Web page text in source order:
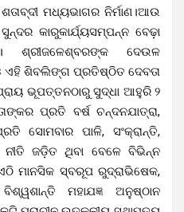
ମଧ୍ୟଭାଗର ନିର୍ମାଣ।ଆଉ
କାରୁକାର୍ଯ୍ୟସମ୍ପନ୍ନ ବେଢ଼ା
ଶ୍ରୀଜଳେଶ୍ବରଙ୍କ ଦେଉଳ
ଏହି ଶିବଲିଙ୍ଗ ପ୍ରତିଷ୍ଠିତ ଦେବତା
ଭୂପତ୍ତନଠାରୁ ସୁଦ୍ଧା ଆହୁରି ୨
ପ୍ରତି ବର୍ଷ ଚନ୍ଦନଯାତ୍ରା,
ସୋମବାର ପାଳି, ସଂକ୍ରାନ୍ତି,
ଜଡ଼ିତ ଥିବା ବେଳେ ବିଭିନ୍ନ
ମାନସିକ ସ୍ବରୂପ ରୁଦ୍ରାଭିଷେକ,
ମହାଯଜ୍ଞ ଅନୁଷ୍ଠାନ